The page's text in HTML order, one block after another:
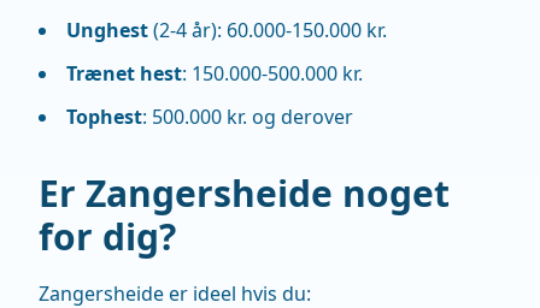
Unghest(2-4 år): 60.000-150.000 kr.
Trænet hest: 150.000-500.000 kr.
Tophest: 500.000 kr. og derover
Er Zangersheide noget
for dig?
Zangersheide er ideel hvis du: